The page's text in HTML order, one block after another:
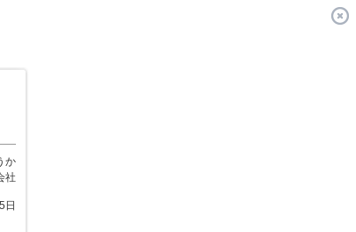
か
社
日